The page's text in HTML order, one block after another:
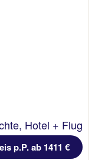
Hotel + Flug
p.P. ab 1411 €